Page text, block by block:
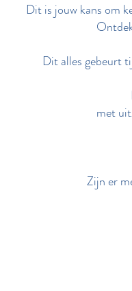
Dit is jouw kans om
Dit alles gebeurt
met
Zijn er